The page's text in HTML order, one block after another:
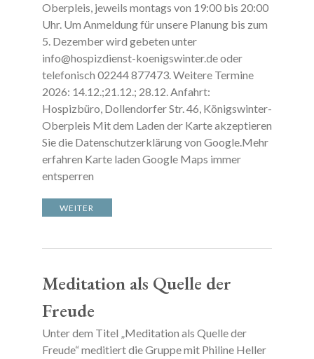
Oberpleis, jeweils montags von 19:00 bis 20:00
Uhr. Um Anmeldung für unsere Planung bis zum
5. Dezember wird gebeten unter
info@hospizdienst-koenigswinter.de oder
telefonisch 02244 877473. Weitere Termine
2026: 14.12.;21.12.; 28.12. Anfahrt:
Hospizbüro, Dollendorfer Str. 46, Königswinter-
Oberpleis Mit dem Laden der Karte akzeptieren
Sie die Datenschutzerklärung von Google.Mehr
erfahren Karte laden Google Maps immer
entsperren
WEITER
Meditation als Quelle der
Freude
Unter dem Titel „Meditation als Quelle der
Freude“ meditiert die Gruppe mit Philine Heller